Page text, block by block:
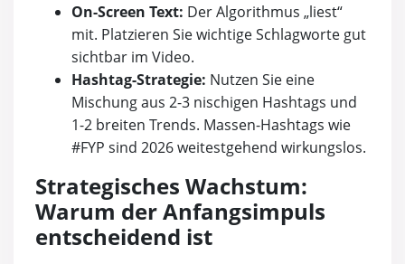
On-Screen Text: Der Algorithmus „liest“
mit. Platzieren Sie wichtige Schlagworte gut
sichtbar im Video.
Hashtag-Strategie: Nutzen Sie eine
Mischung aus 2-3 nischigen Hashtags und
1-2 breiten Trends. Massen-Hashtags wie
#FYP sind 2026 weitestgehend wirkungslos.
Strategisches Wachstum:
Warum der Anfangsimpuls
entscheidend ist